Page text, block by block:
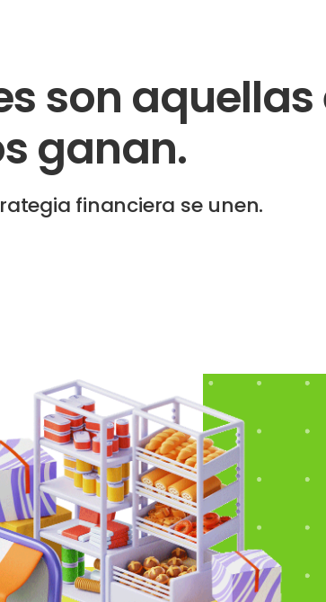
son aquellas
ganan.
financiera se unen.